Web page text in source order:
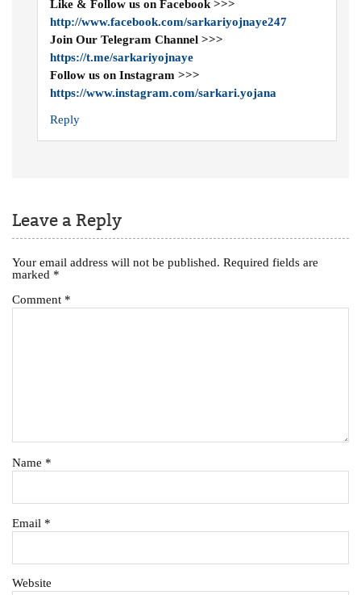
Like & Follow us on Facebook >>>
http://www.facebook.com/sarkariyojnaye247
Join Our Telegram Channel >>>
https://t.me/sarkariyojnaye
Follow us on Instagram >>>
https://www.instagram.com/sarkari.yojana
Reply
Leave a Reply
Your email address will not be published. Required fields are
marked *
Comment *
Name *
Email *
Website